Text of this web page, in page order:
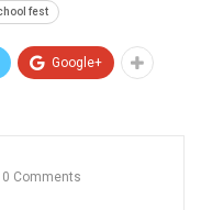
fest
Google+
0 Comments